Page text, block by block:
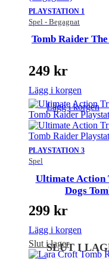
PLAYSTATION 1
Spel - Begagnat
Tomb Raider
249 kr
Lägg i korgen
PLAYSTATION 3
Spel
Lägg i korgen
Ultimate Action
Dogs
299 kr
Lägg i korgen
Slut i lager
SLUT I